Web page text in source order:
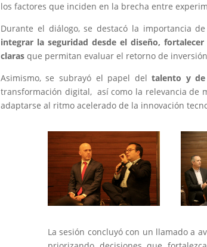
los factores que inciden en la brecha entre
Durante el diálogo, se destacó la importancia
integrar la seguridad desde el diseño,
clarasque permitan evaluar el retorno de
Asimismo, se subrayó el papel deltalento y de
transformación digital, así como la relevancia de
adaptarse al ritmo acelerado de la innovación
La sesión concluyó con un llamado a